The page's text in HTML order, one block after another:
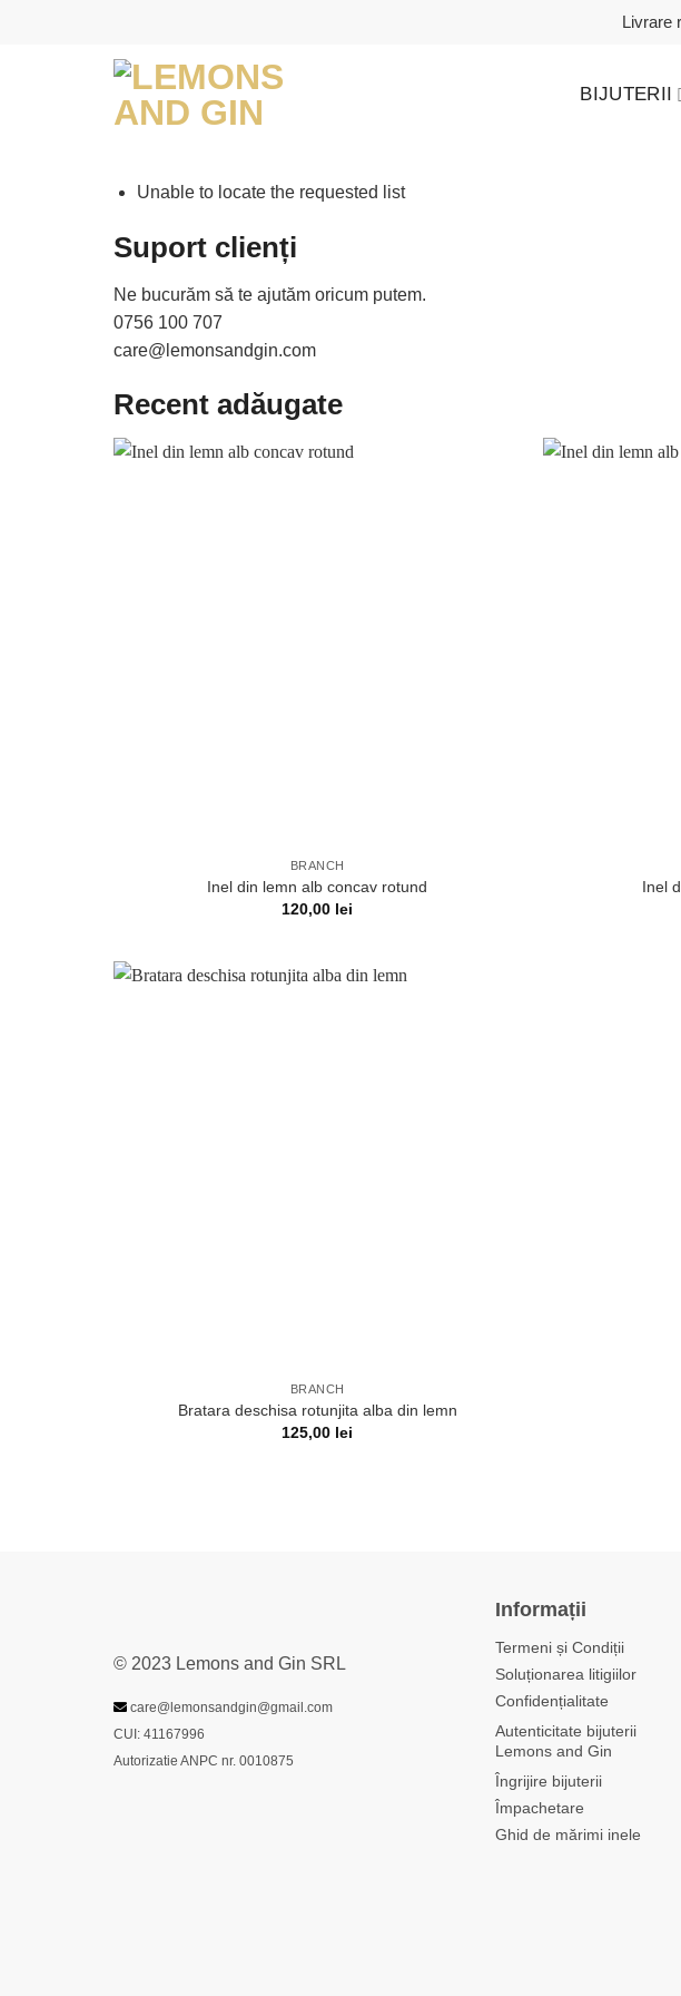
Livrare
BIJUTERII
Unable to locate the requested list
Suport clienți
Ne bucurăm să te ajutăm oricum putem.
0756 100 707
care@lemonsandgin.com
Recent adăugate
BRANCH
Inel din lemn alb concav rotund
120,00 lei
Inel
BRANCH
Bratara deschisa rotunjita alba din lemn
125,00 lei
© 2023 Lemons and Gin SRL
care@lemonsandgin@gmail.com
CUI: 41167996
Autorizatie ANPC nr. 0010875
Informații
Termeni și Condiții
Soluționarea litigiilor
Confidențialitate
Autenticitate bijuterii
Lemons and Gin
Îngrijire bijuterii
Împachetare
Ghid de mărimi inele